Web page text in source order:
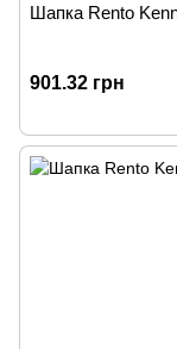
Шапка Rento
901.32 грн